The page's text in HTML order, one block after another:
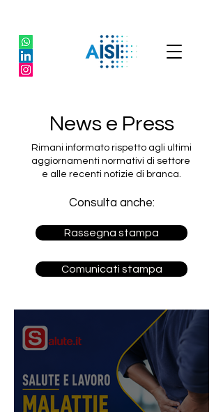
News e Press
Rimani informato rispetto agli ultimi
aggiornamenti normativi di settore
e alle recenti notizie di branca.
Consulta anche:
Rassegna stampa
Comunicati stampa